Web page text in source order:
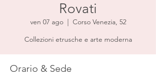
Rovati
ven 07 ago
  |
Corso Venezia, 52
Collezioni etrusche e arte moderna
Orario & Sede